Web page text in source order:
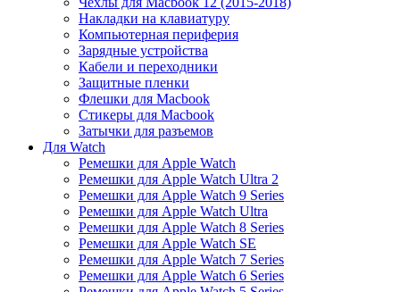
Накладки на клавиатуру
Компьютерная периферия
Зарядные устройства
Кабели и переходники
Защитные пленки
Флешки для Macbook
Стикеры для Macbook
Затычки для разъемов
Для Watch
Ремешки для Apple Watch
Ремешки для Apple Watch Ultra 2
Ремешки для Apple Watch 9 Series
Ремешки для Apple Watch Ultra
Ремешки для Apple Watch 8 Series
Ремешки для Apple Watch SE
Ремешки для Apple Watch 7 Series
Ремешки для Apple Watch 6 Series